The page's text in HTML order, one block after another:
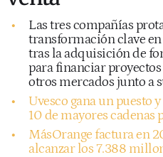
Las tres compañías
transformación clave en
tras la adquisición de
para financiar
otros mercados junto a
Uvesco gana un puesto
10 de mayores cadenas
MásOrange factura en
alcanzar los 7.388